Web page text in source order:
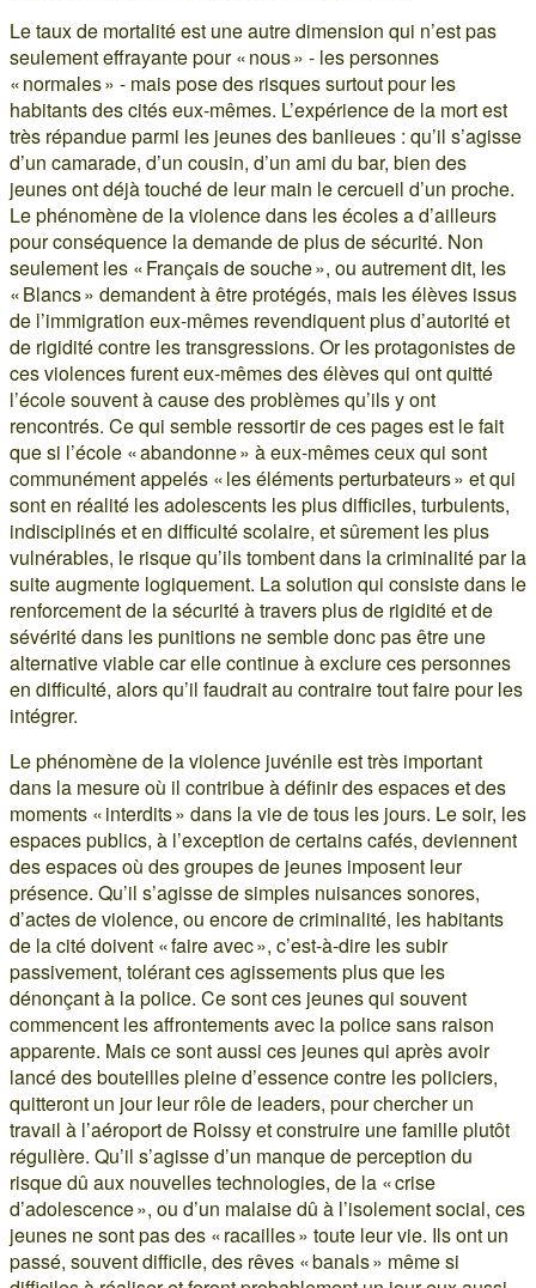
Le taux de mortalité est une autre dimension qui n’est pas
seulement effrayante pour « nous » - les personnes
« normales » - mais pose des risques surtout pour les
habitants des cités eux-mêmes. L’expérience de la mort est
très répandue parmi les jeunes des banlieues : qu’il s’agisse
d’un camarade, d’un cousin, d’un ami du bar, bien des
jeunes ont déjà touché de leur main le cercueil d’un proche.
Le phénomène de la violence dans les écoles a d’ailleurs
pour conséquence la demande de plus de sécurité. Non
seulement les « Français de souche », ou autrement dit, les
« Blancs » demandent à être protégés, mais les élèves issus
de l’immigration eux-mêmes revendiquent plus d’autorité et
de rigidité contre les transgressions. Or les protagonistes de
ces violences furent eux-mêmes des élèves qui ont quitté
l’école souvent à cause des problèmes qu’ils y ont
rencontrés. Ce qui semble ressortir de ces pages est le fait
que si l’école « abandonne » à eux-mêmes ceux qui sont
communément appelés « les éléments perturbateurs » et qui
sont en réalité les adolescents les plus difficiles, turbulents,
indisciplinés et en difficulté scolaire, et sûrement les plus
vulnérables, le risque qu’ils tombent dans la criminalité par la
suite augmente logiquement. La solution qui consiste dans le
renforcement de la sécurité à travers plus de rigidité et de
sévérité dans les punitions ne semble donc pas être une
alternative viable car elle continue à exclure ces personnes
en difficulté, alors qu’il faudrait au contraire tout faire pour les
intégrer.
Le phénomène de la violence juvénile est très important
dans la mesure où il contribue à définir des espaces et des
moments « interdits » dans la vie de tous les jours. Le soir, les
espaces publics, à l’exception de certains cafés, deviennent
des espaces où des groupes de jeunes imposent leur
présence. Qu’il s’agisse de simples nuisances sonores,
d’actes de violence, ou encore de criminalité, les habitants
de la cité doivent « faire avec », c’est-à-dire les subir
passivement, tolérant ces agissements plus que les
dénonçant à la police. Ce sont ces jeunes qui souvent
commencent les affrontements avec la police sans raison
apparente. Mais ce sont aussi ces jeunes qui après avoir
lancé des bouteilles pleine d’essence contre les policiers,
quitteront un jour leur rôle de leaders, pour chercher un
travail à l’aéroport de Roissy et construire une famille plutôt
régulière. Qu’il s’agisse d’un manque de perception du
risque dû aux nouvelles technologies, de la « crise
d’adolescence », ou d’un malaise dû à l’isolement social, ces
jeunes ne sont pas des « racailles » toute leur vie. Ils ont un
passé, souvent difficile, des rêves « banals » même si